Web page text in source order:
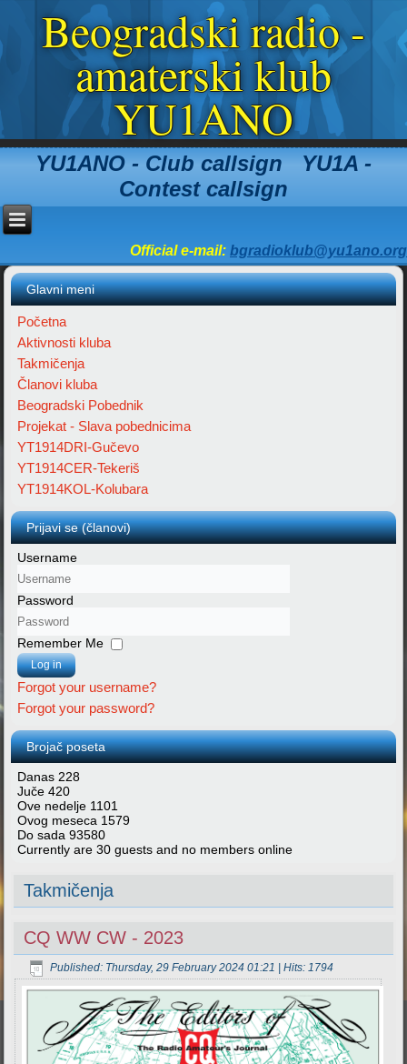
Beogradski radio -
amaterski klub
YU1ANO
YU1ANO - Club callsign YU1A -
Contest callsign
Official e-mail: bgradioklub@yu1ano.org
Glavni meni
Početna
Aktivnosti kluba
Takmičenja
Članovi kluba
Beogradski Pobednik
Projekat - Slava pobednicima
YT1914DRI-Gučevo
YT1914CER-Tekeriš
YT1914KOL-Kolubara
Prijavi se (članovi)
Username
Password
Remember Me
Log in
Forgot your username?
Forgot your password?
Brojač poseta
Danas 228
Juče420
Ove nedelje 1101
Ovog meseca 1579
Do sada93580
Currently are 30 guests and no members online
Takmičenja
CQ WW CW - 2023
Published: Thursday, 29 February 2024 01:21 | Hits: 1794